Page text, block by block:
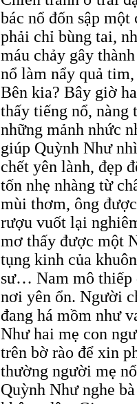
bác nổ đốn sập
phải chỉ bùng tai,
máu chảy gây
nổ làm nẩy quả
Bên kia? Bây giờ
thấy tiếng nổ, nàng
những mảnh nhức
giúp Quỳnh Như
chết yên lành, đẹp
tốn nhẹ nhàng từ
mùi thơm, ông
rượu vuốt lại
mơ thấy được một
tụng kinh của
sư… Nam mô thiếp
nơi yên ổn. Người
đang há mồm như
Như hai mẹ con
trên bờ rào để xin
thường người mẹ
Quỳnh Như nghe